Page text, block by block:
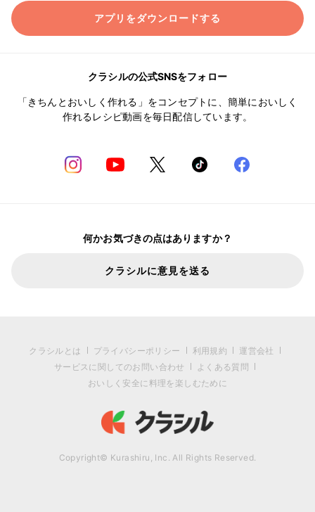
アプリをダウンロードする
クラシルの公式SNSをフォロー
「きちんとおいしく作れる」をコンセプトに、簡単においしく
作れるレシピ動画を毎日配信しています。
何かお気づきの点はありますか？
クラシルに意見を送る
クラシルとは プライバシーポリシー 利用規約
運営会社
サービスに関してのお問い合わせ
よくある質問
おいしく安全に料理を楽しむために
Copyright© Kurashiru, Inc. All Rights Reserved.